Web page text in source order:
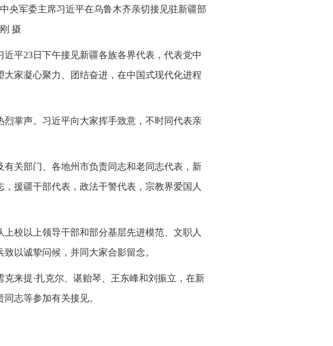
央军委主席习近平在乌鲁木齐亲切接见驻新疆部
摄
平23日下午接见新疆各族各界代表，代表党中
家凝心聚力、团结奋进，在中国式现代化进程
掌声。习近平向大家挥手致意，不时同代表亲
关部门、各地州市负责同志和老同志代表，新
援疆干部代表，政法干警代表，宗教界爱国人
校以上领导干部和部分基层先进模范、文职人
以诚挚问候，并同大家合影留念。
来提·扎克尔、谌贻琴、王东峰和刘振立，在新
志等参加有关接见。